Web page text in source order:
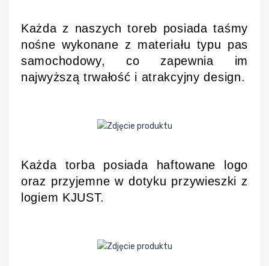
Każda z naszych toreb posiada taśmy
nośne wykonane z materiału typu pas
samochodowy, co zapewnia im
najwyższą trwałość i atrakcyjny design.
Każda torba posiada haftowane logo
oraz przyjemne w dotyku przywieszki z
logiem KJUST.